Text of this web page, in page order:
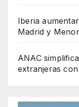
Iberia
Madrid y
ANAC
extranjeras